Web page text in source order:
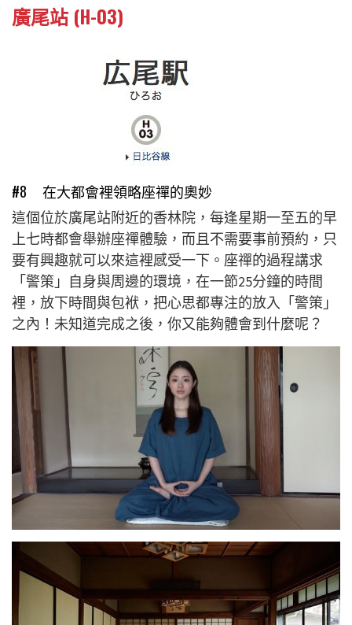
廣尾站 (H-03)
#8 在大都會裡領略座禪的奧妙
這個位於廣尾站附近的香林院，每逢星期一至五的早
上七時都會舉辦座禪體驗，而且不需要事前預約，只
要有興趣就可以來這裡感受一下。座禪的過程講求
「警策」自身與周邊的環境，在一節25分鐘的時間
裡，放下時間與包袱，把心思都專注的放入「警策」
之內！未知道完成之後，你又能夠體會到什麼呢？